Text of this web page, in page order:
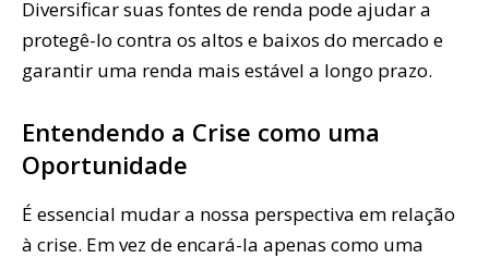
Diversificar suas fontes de renda pode ajudar a
protegê-lo contra os altos e baixos do mercado e
garantir uma renda mais estável a longo prazo.
Entendendo a Crise como uma
Oportunidade
É essencial mudar a nossa perspectiva em relação
à crise. Em vez de encará-la apenas como uma